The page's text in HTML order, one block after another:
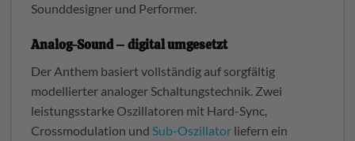
Sounddesigner und Performer.
Analog-Sound – digital umgesetzt
Der Anthem basiert vollständig auf sorgfältig
modellierter analoger Schaltungstechnik. Zwei
leistungsstarke Oszillatoren mit Hard-Sync,
Crossmodulation und Sub-Oszillator liefern ein